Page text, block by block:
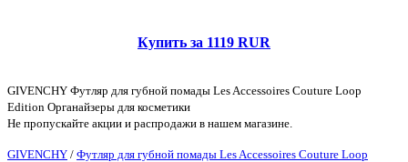
Купить за 1119 RUR
GIVENCHY Футляр для губной помады Les Accessoires Couture Loop
Edition Органайзеры для косметики
Не пропускайте акции и распродажи в нашем магазине.
GIVENCHY / Футляр для губной помады Les Accessoires Couture Loop